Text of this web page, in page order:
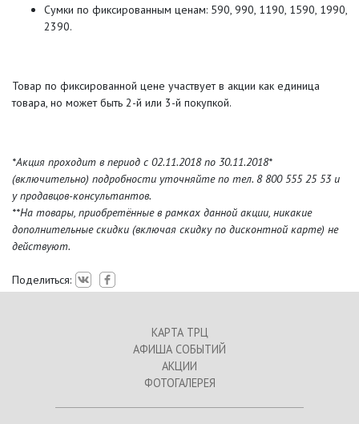
Сумки по фиксированным ценам: 590, 990, 1190, 1590, 1990,
2390.
Товар по фиксированной цене участвует в акции как единица
товара, но может быть 2-й или 3-й покупкой.
*Акция проходит в период с 02.11.2018 по 30.11.2018*
(включительно) подробности уточняйте по тел. 8 800 555 25 53 и
у продавцов-консультантов.
**На товары, приобретённые в рамках данной акции, никакие
дополнительные скидки (включая скидку по дисконтной карте) не
действуют.
Поделиться:
КАРТА ТРЦ
АФИША СОБЫТИЙ
АКЦИИ
ФОТОГАЛЕРЕЯ